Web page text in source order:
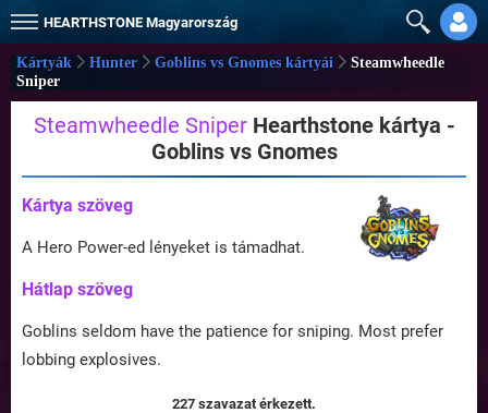
HEARTHSTONE Magyarország
Kártyák Hunter Goblins vs Gnomes kártyái
Steamwheedle
Sniper
Steamwheedle SniperHearthstone kártya -
Goblins vs Gnomes
Kártya szöveg
A Hero Power-ed lényeket is támadhat.
Hátlap szöveg
Goblins seldom have the patience for sniping. Most prefer
lobbing explosives.
227 szavazat érkezett.